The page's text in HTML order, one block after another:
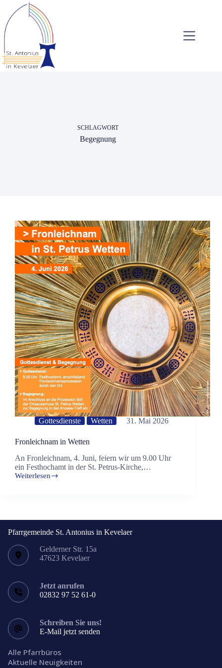
Inhalt
springen
SCHLAGWORT
Begegnung
Gottesdienste Wetten 31. Mai 2026
Fronleichnam in Wetten
An Fronleichnam, 4. Juni, feiern wir um 9.00 Uhr
ein Festhochamt in der St. Petrus-Kirche,…
Weiterlesen
Fronleichnam
Pfarrgemeinde St. Antonius in Kevelaer
Gelderner Str. 15a
47623 Kevelaer
Jetzt anrufen
02832 97 52 61-0
Schreiben Sie uns!
E-Mail jetzt senden
Alle Pfarrbüros
Aktuelle Neuigkeiten